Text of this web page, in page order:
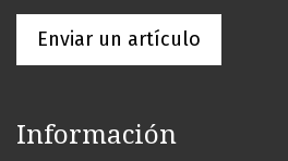
Enviar un artículo
Información